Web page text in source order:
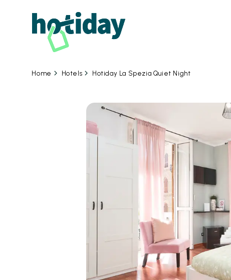
Home Hotels Hotiday La Spezia Quiet Night